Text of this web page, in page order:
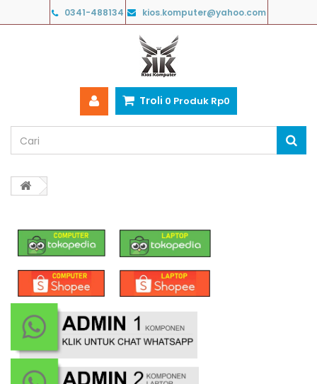
0341-488134 kios.komputer@yahoo.com
Troli 0 Produk Rp‎0